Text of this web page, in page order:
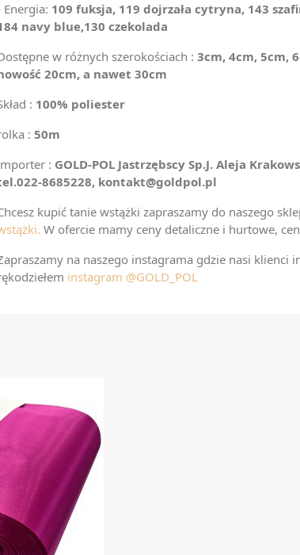
Energia: 109 fuksja, 119 dojrzała cytryna, 143
navy blue,130 czekolada
w różnych szerokościach : 3cm, 4cm, 5cm,
ć 20cm, a nawet 30cm
: 100% poliester
: 50m
: GOLD-POL Jastrzębscy Sp.J. Aleja
8685228, kontakt@goldpol.pl
kupić tanie wstążki zapraszamy do naszego
W ofercie mamy ceny detaliczne i hurtowe,
na naszego instagrama gdzie nasi klienci
instagram @GOLD_POL